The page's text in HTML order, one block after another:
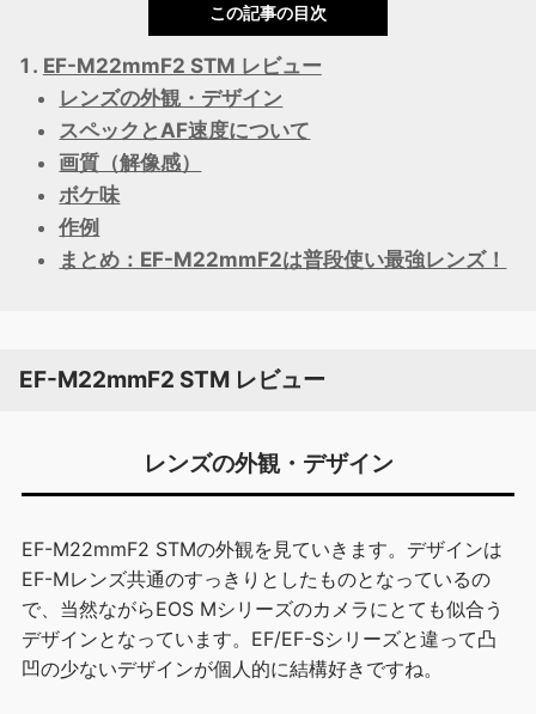
この記事の目次
EF-M22mmF2 STM レビュー
レンズの外観・デザイン
スペックとAF速度について
画質（解像感）
ボケ味
作例
まとめ：EF-M22mmF2は普段使い最強レンズ！
EF-M22mmF2 STM レビュー
レンズの外観・デザイン
EF-M22mmF2 STMの外観を見ていきます。デザインは
EF-Mレンズ共通のすっきりとしたものとなっているの
で、当然ながらEOS Mシリーズのカメラにとても似合う
デザインとなっています。EF/EF-Sシリーズと違って凸
凹の少ないデザインが個人的に結構好きですね。